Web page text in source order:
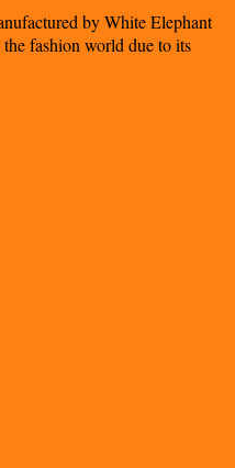
by White Elephant
fashion world due to its